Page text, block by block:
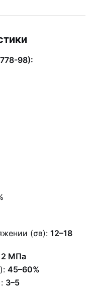
98):
(σв): 12–18
МПа
45–60%
3–5